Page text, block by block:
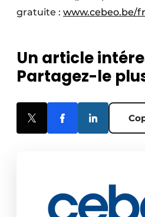
gratuite : www.cebeo.be/
Un article
Partagez-le